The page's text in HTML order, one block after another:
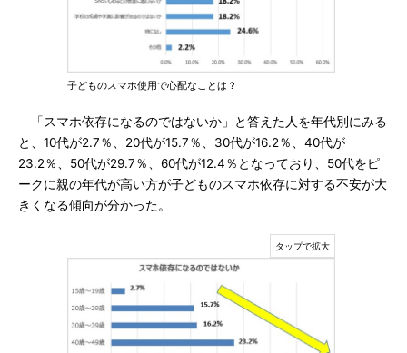
子どものスマホ使用で心配なことは？
「スマホ依存になるのではないか」と答えた人を年代別にみる
と、10代が2.7％、20代が15.7％、30代が16.2％、40代が
23.2％、50代が29.7％、60代が12.4％となっており、50代をピ
ークに親の年代が高い方が子どものスマホ依存に対する不安が大
きくなる傾向が分かった。